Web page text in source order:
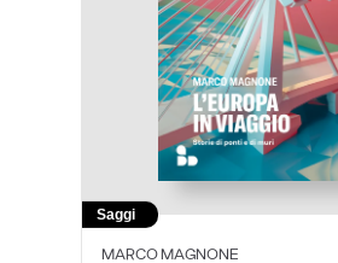
Saggi
MARCO MAGNONE